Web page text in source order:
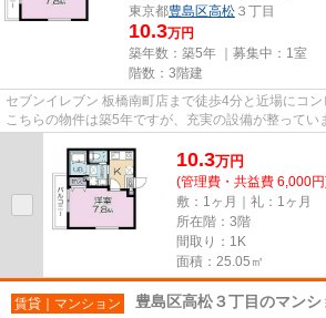
東京都豊島区高松 ３丁目
10.3万円
築年数：築5年 ｜募集中： 1室
階数：3階建
セブンイレブン 板橋南町店まで徒歩4分と近場にコン
こちらの物件は築5年ですが、充実の設備が整ってい
10.3万円
(管理費・共益費 6,000
敷：1ヶ月｜礼：1ヶ月
所在階：3階
間取り：1K
面積：25.05㎡
賃貸｜マンション 豊島区高松３丁目のマンシ